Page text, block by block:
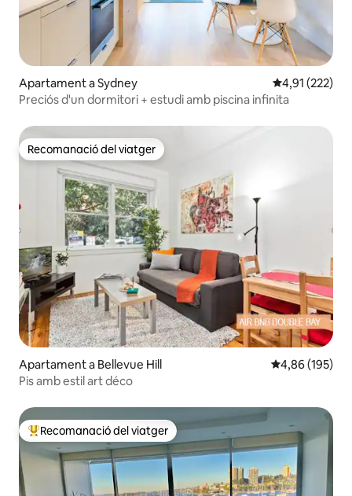
Apartament a Sydney 4,91 de
4,91 (222)
Preciós d'un dormitori + estudi amb piscina infinita
Recomanació del viatger
Recomanació del viatger
Apartament a Bellevue Hill 4,86 de
4,86 (195)
Pis amb estil art déco
Principals recomanacions dels viatgers
Recomanació del viatger